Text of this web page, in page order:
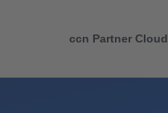
ccn Partner Cloud